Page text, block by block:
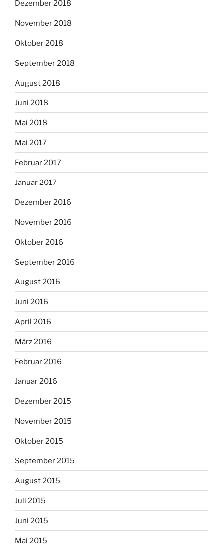
Dezember 2018
November 2018
Oktober 2018
September 2018
August 2018
Juni 2018
Mai 2018
Mai 2017
Februar 2017
Januar 2017
Dezember 2016
November 2016
Oktober 2016
September 2016
August 2016
Juni 2016
April 2016
März 2016
Februar 2016
Januar 2016
Dezember 2015
November 2015
Oktober 2015
September 2015
August 2015
Juli 2015
Juni 2015
Mai 2015